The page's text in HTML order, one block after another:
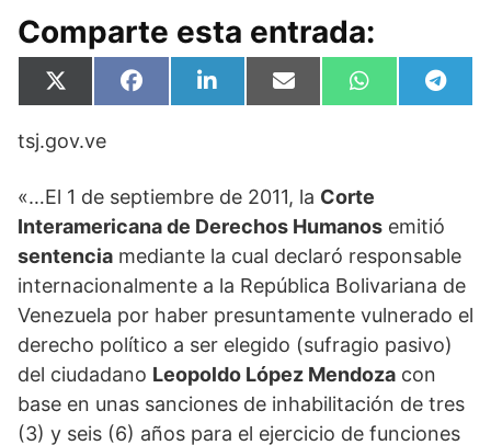
Comparte esta entrada:
Compartir
en
X
(
w
t
r
)
Compartir
en
F
a
o
Compartir
en
L
i
n
Compartir
en
E
m
Compartir
en
W
h
p
p
en
T
e
tsj.gov.ve
«…El 1 de septiembre de 2011, la Corte
Interamericana de Derechos Humanos emitió
sentencia mediante la cual declaró responsable
internacionalmente a la República Bolivariana de
Venezuela por haber presuntamente vulnerado el
derecho político a ser elegido (sufragio pasivo)
del ciudadano Leopoldo López Mendoza con
base en unas sanciones de inhabilitación de tres
(3) y seis (6) años para el ejercicio de funciones